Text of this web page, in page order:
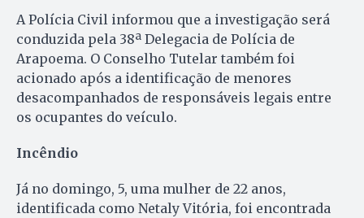
A Polícia Civil informou que a investigação será
conduzida pela 38ª Delegacia de Polícia de
Arapoema. O Conselho Tutelar também foi
acionado após a identificação de menores
desacompanhados de responsáveis legais entre
os ocupantes do veículo.
Incêndio
Já no domingo, 5, uma mulher de 22 anos,
identificada como Netaly Vitória, foi encontrada